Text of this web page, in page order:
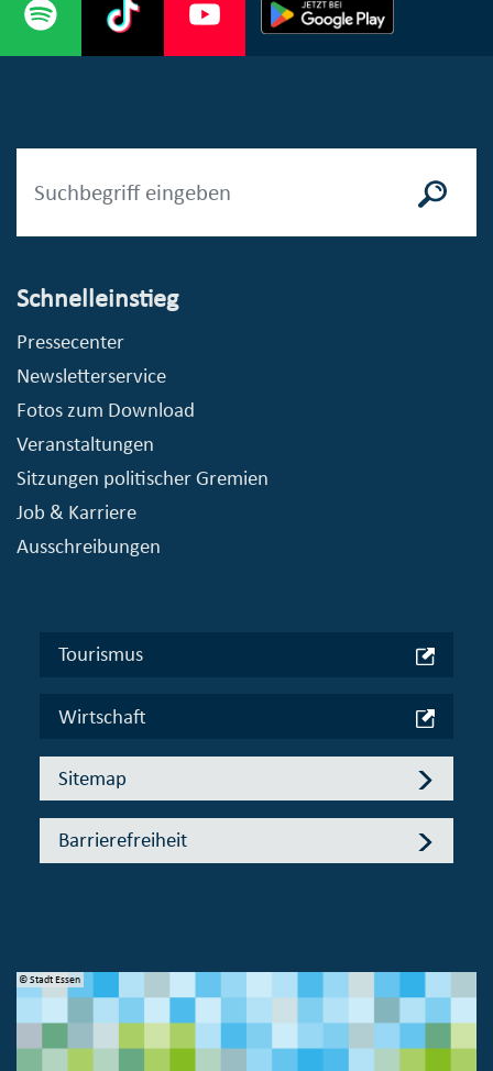
Schnelleinstieg
Pressecenter
Newsletterservice
Fotos zum Download
Veranstaltungen
Sitzungen politischer Gremien
Job & Karriere
Ausschreibungen
Tourismus
Wirtschaft
Sitemap
Barrierefreiheit
© Stadt Essen